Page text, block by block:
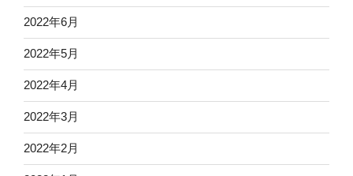
2022年6月
2022年5月
2022年4月
2022年3月
2022年2月